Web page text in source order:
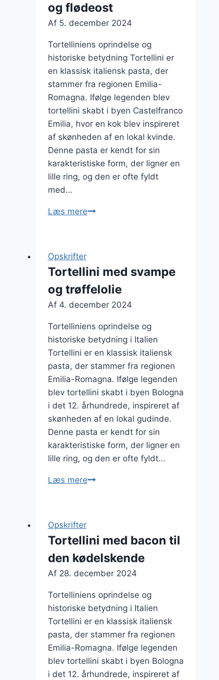
og flødeost
Af 5. december 2024
Tortelliniens oprindelse og
historiske betydning Tortellini er
en klassisk italiensk pasta, der
stammer fra regionen Emilia-
Romagna. Ifølge legenden blev
tortellini skabt i byen Castelfranco
Emilia, hvor en kok blev inspireret
af skønheden af en lokal kvinde.
Denne pasta er kendt for sin
karakteristiske form, der ligner en
lille ring, og den er ofte fyldt
med…
Læs mereTortellini
Opskrifter
Tortellini med svampe
og trøffelolie
Af 4. december 2024
Tortelliniens oprindelse og
historiske betydning i Italien
Tortellini er en klassisk italiensk
pasta, der stammer fra regionen
Emilia-Romagna. Ifølge legenden
blev tortellini skabt i byen Bologna
i det 12. århundrede, inspireret af
skønheden af en lokal gudinde.
Denne pasta er kendt for sin
karakteristiske form, der ligner en
lille ring, og den er ofte fyldt…
Læs mereTortellini
Opskrifter
Tortellini med bacon til
den kødelskende
Af 28. december 2024
Tortelliniens oprindelse og
historiske betydning i Italien
Tortellini er en klassisk italiensk
pasta, der stammer fra regionen
Emilia-Romagna. Ifølge legenden
blev tortellini skabt i byen Bologna
i det 12. århundrede, inspireret af